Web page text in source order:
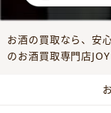
お酒の買取なら、安
のお酒買取専門店